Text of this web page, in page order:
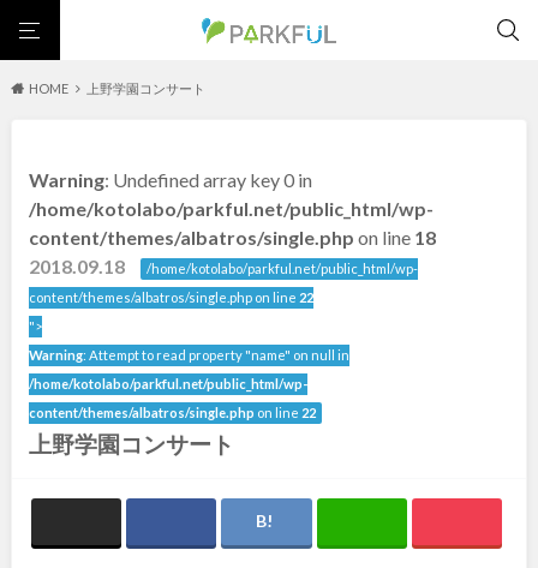
自然が豊か
梅・桜の名所 景色が良い
テニスコート
野球場 紅葉の名所 バーベキュー
カフェ・レストラン ランニングコース
サッカー・フットサル
歴史・文化財 日本庭園
紅葉の美しい公園
さくら名所100公園
屋内遊び場
アスレチックコース
バスケットボール
彫刻・アート 桜・梅の名所
洋式庭園
ドッグラン ローラー滑り台
Pickup
花の名所 プレーパーク 美術館
インクルーシブパーク
屋根付き遊び場
イベント
交通公園 健康遊具 ゲートボール スケートパーク
北海道・東北
北海道 青森
秋田
大型遊具
ピックアップ1000公園
自然が豊か
梅・桜の名所
景色が良い
水遊び
テニスコート
野球場
紅葉の名所
カフェ・レストラン
ランニングコース
サッカー・フットサル
動物園・ふれあい
歴史・文化財
屋内遊び場
アスレチックコース
HOME 上野学園コンサート
Warning: Undefined array key 0 in
/home/kotolabo/parkful.net/public_html/wp-
content/themes/albatros/single.php on line 18
2018.09.18
/home/kotolabo/parkful.net/public_html/wp-
content/themes/albatros/single.php on line 22
">
Warning: Attempt to read property "name" on null in
/home/kotolabo/parkful.net/public_html/wp-
content/themes/albatros/single.php on line 22
上野学園コンサート